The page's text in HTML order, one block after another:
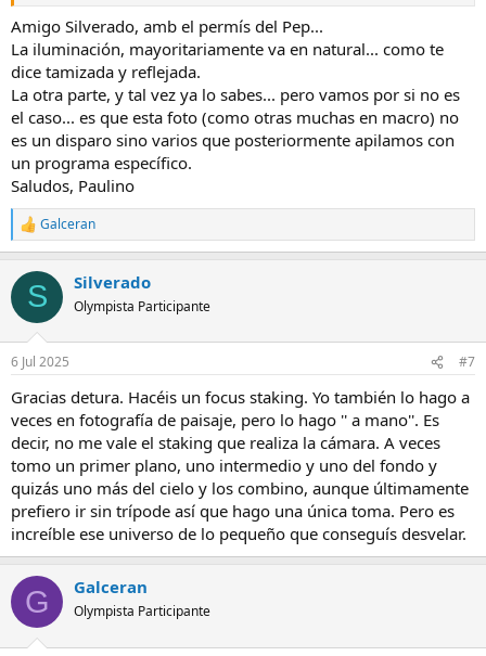
Amigo Silverado, amb el permís del Pep...
La iluminación, mayoritariamente va en natural... como te
dice tamizada y reflejada.
La otra parte, y tal vez ya lo sabes... pero vamos por si no es
el caso... es que esta foto (como otras muchas en macro) no
es un disparo sino varios que posteriormente apilamos con
un programa específico.
Saludos, Paulino
R
e
c
i
e
:
Galceran
S Silverado
Olympista Participante
6 Jul 2025 #7
Gracias detura. Hacéis un focus staking. Yo también lo hago a
veces en fotografía de paisaje, pero lo hago '' a mano''. Es
decir, no me vale el staking que realiza la cámara. A veces
tomo un primer plano, uno intermedio y uno del fondo y
quizás uno más del cielo y los combino, aunque últimamente
prefiero ir sin trípode así que hago una única toma. Pero es
increíble ese universo de lo pequeño que conseguís desvelar.
G Galceran
Olympista Participante